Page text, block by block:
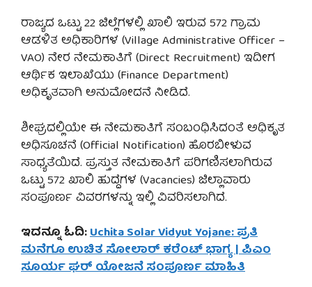
ರಾಜ್ಯದ ಒಟ್ಟು 22 ಜಿಲ್ಲೆಗಳಲ್ಲಿ ಖಾಲಿ ಇರುವ 572 ಗ್ರಾಮ
ಆಡಳಿತ ಅಧಿಕಾರಿಗಳ (Village Administrative Officer –
VAO) ನೇರ ನೇಮಕಾತಿಗೆ (Direct Recruitment) ಇದೀಗ
ಆರ್ಥಿಕ ಇಲಾಖೆಯು (Finance Department)
ಅಧಿಕೃತವಾಗಿ ಅನುಮೋದನೆ ನೀಡಿದೆ.
ಶೀಘ್ರದಲ್ಲಿಯೇ ಈ ನೇಮಕಾತಿಗೆ ಸಂಬಂಧಿಸಿದಂತೆ ಅಧಿಕೃತ
ಅಧಿಸೂಚನೆ (Official Notification) ಹೊರಬೀಳುವ
ಸಾಧ್ಯತೆಯಿದೆ. ಪ್ರಸ್ತುತ ನೇಮಕಾತಿಗೆ ಪರಿಗಣಿಸಲಾಗಿರುವ
ಒಟ್ಟು 572 ಖಾಲಿ ಹುದ್ದೆಗಳ (Vacancies) ಜಿಲ್ಲಾವಾರು
ಸಂಪೂರ್ಣ ವಿವರಗಳನ್ನು ಇಲ್ಲಿ ವಿವರಿಸಲಾಗಿದೆ.
ಇದನ್ನೂ ಓದಿ:Uchita Solar Vidyut Yojane: ಪ್ರತಿ
ಮನೆಗೂ ಉಚಿತ ಸೋಲಾರ್ ಕರೆಂಟ್ ಭಾಗ್ಯ | ಪಿಎಂ
ಸೂರ್ಯ ಘರ್ ಯೋಜನೆ ಸಂಪೂರ್ಣ ಮಾಹಿತಿ